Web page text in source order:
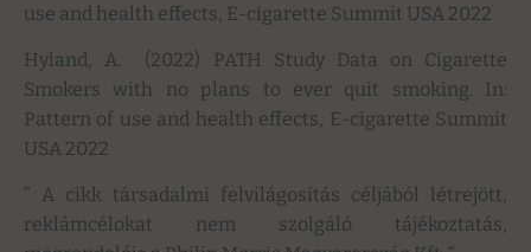
use and health effects, E-cigarette Summit USA 2022
Hyland, A. (2022) PATH Study Data on Cigarette
Smokers with no plans to ever quit smoking. In:
Pattern of use and health effects, E-cigarette Summit
USA 2022
” A cikk társadalmi felvilágosítás céljából létrejött,
reklámcélokat nem szolgáló tájékoztatás,